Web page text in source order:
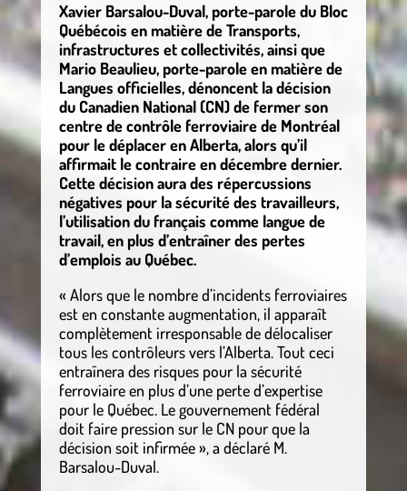
Xavier Barsalou-Duval, porte-parole du Bloc
Québécois en matière de Transports,
infrastructures et collectivités, ainsi que
Mario Beaulieu, porte-parole en matière de
Langues officielles, dénoncent la décision
du Canadien National (CN) de fermer son
centre de contrôle ferroviaire de Montréal
pour le déplacer en Alberta, alors qu’il
affirmait le contraire en décembre dernier.
Cette décision aura des répercussions
négatives pour la sécurité des travailleurs,
l’utilisation du français comme langue de
travail, en plus d’entraîner des pertes
d’emplois au Québec.
« Alors que le nombre d’incidents ferroviaires
est en constante augmentation, il apparaît
complètement irresponsable de délocaliser
tous les contrôleurs vers l’Alberta. Tout ceci
entraînera des risques pour la sécurité
ferroviaire en plus d’une perte d’expertise
pour le Québec. Le gouvernement fédéral
doit faire pression sur le CN pour que la
décision soit infirmée », a déclaré M.
Barsalou-Duval.